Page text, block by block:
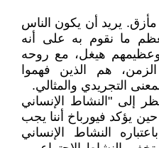
يريد أن يكون الناس
ما نقوم به على أنه
وعظيمهم هيغل، مع روحه
هم الذين فهموا
التجريدي والمثالي.
إلى "النشاط الإنساني
يؤكد فيورباخ أننا يجب
النشاط الإنساني